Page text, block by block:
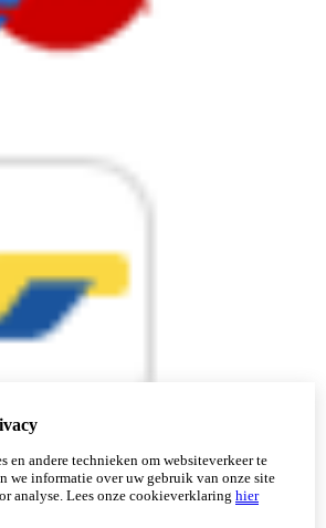
en andere technieken om websiteverkeer te
we informatie over uw gebruik van onze site
analyse. Lees onze cookieverklaring hier